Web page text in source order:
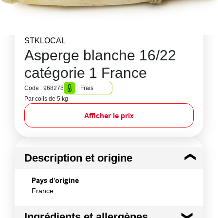
STKLOCAL
Asperge blanche 16/22
catégorie 1 France
Code : 968278
Frais
Par colis de 5 kg
Afficher le prix
Description et origine
Pays d'origine
France